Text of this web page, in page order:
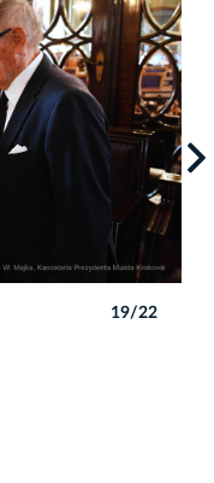
19/22